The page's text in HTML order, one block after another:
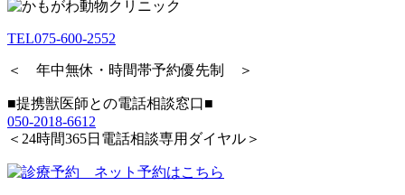
TEL075-600-2552
＜ 年中無休・時間帯予約優先制 ＞
■提携獣医師との電話相談窓口■
050-2018-6612
＜24時間365日電話相談専用ダイヤル＞